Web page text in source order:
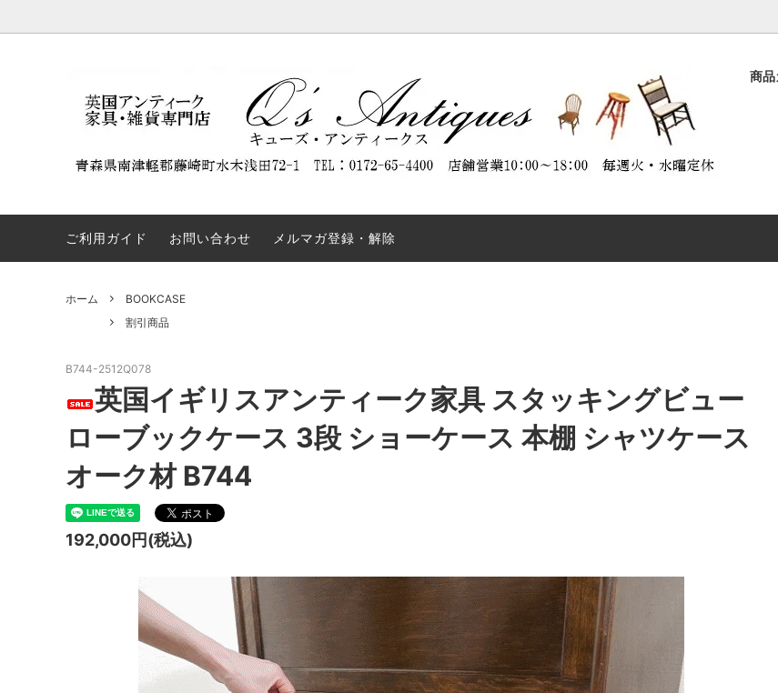
商
BOOKCASE DESK
SIDEBOARD TABLE CHAIR
OTHERS COLLECTABLES OTHER FURNITURE
割引商品 特別割引商品
Q'S ANTIQUES（キューズ・アンティー
クス）について
RESTORATION（商品のメンテナンスに
ついて）
ABOUT ANTIQUES（ア
について）
ください。
ご利用ガイド
お問い合わせ メルマガ登録・解除
ホーム
BOOKCASE
割引商品
B744-2512Q078
英国イギリスアンティーク家具 スタッキングビュー
ローブックケース 3段 ショーケース 本棚 シャツケース
オーク材 B744
192,000円(税込)